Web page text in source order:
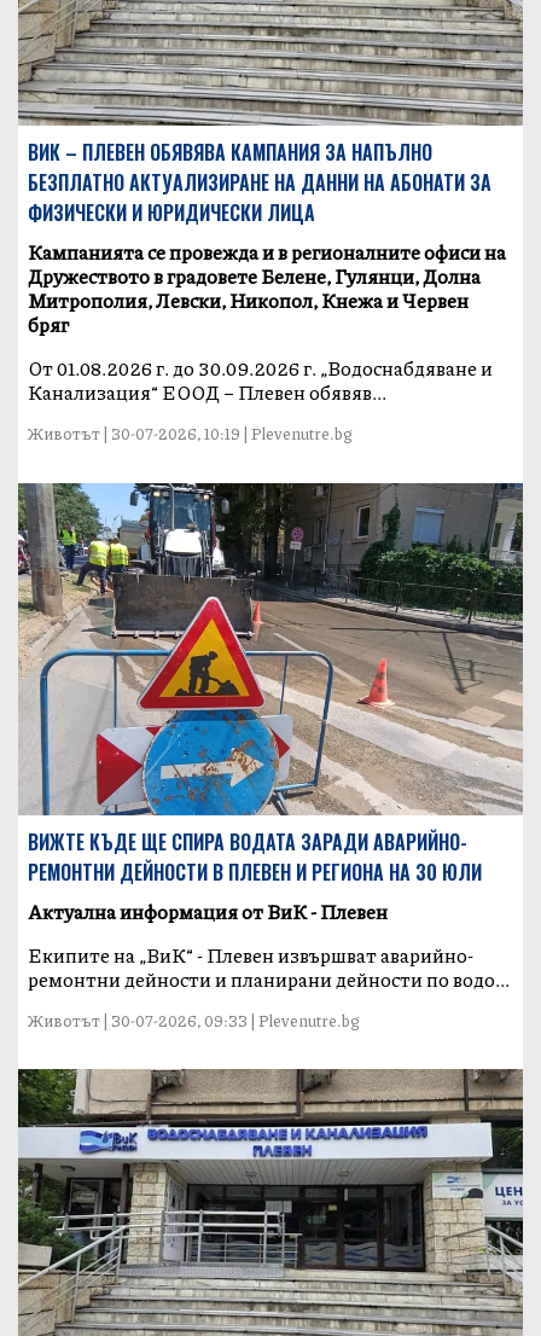
ВИК – ПЛЕВЕН ОБЯВЯВА КАМПАНИЯ ЗА НАПЪЛНО
БЕЗПЛАТНО АКТУАЛИЗИРАНЕ НА ДАННИ НА АБОНАТИ ЗА
ФИЗИЧЕСКИ И ЮРИДИЧЕСКИ ЛИЦА
Кампанията се провежда и в регионалните офиси на
Дружеството в градовете Белене, Гулянци, Долна
Митрополия, Левски, Никопол, Кнежа и Червен
бряг
От 01.08.2026 г. до 30.09.2026 г. „Водоснабдяване и
Канализация“ ЕООД – Плевен обявяв...
Животът | 30-07-2026, 10:19 | Plevenutre.bg
ВИЖТЕ КЪДЕ ЩЕ СПИРА ВОДАТА ЗАРАДИ АВАРИЙНО-
РЕМОНТНИ ДЕЙНОСТИ В ПЛЕВЕН И РЕГИОНА НА 30 ЮЛИ
Актуална информация от ВиК - Плевен
Екипите на „ВиК“ - Плевен извършват аварийно-
ремонтни дейности и планирани дейности по водо...
Животът | 30-07-2026, 09:33 | Plevenutre.bg